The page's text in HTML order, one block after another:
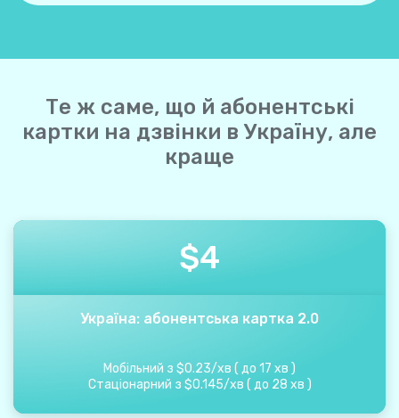
Те ж саме, що й абонентські
картки на дзвінки в Україну, але
краще
$4
Україна: абонентська картка 2.0
Мобільний з $0.23/хв ( до 17 хв )
Стаціонарний з $0.145/хв ( до 28 хв )